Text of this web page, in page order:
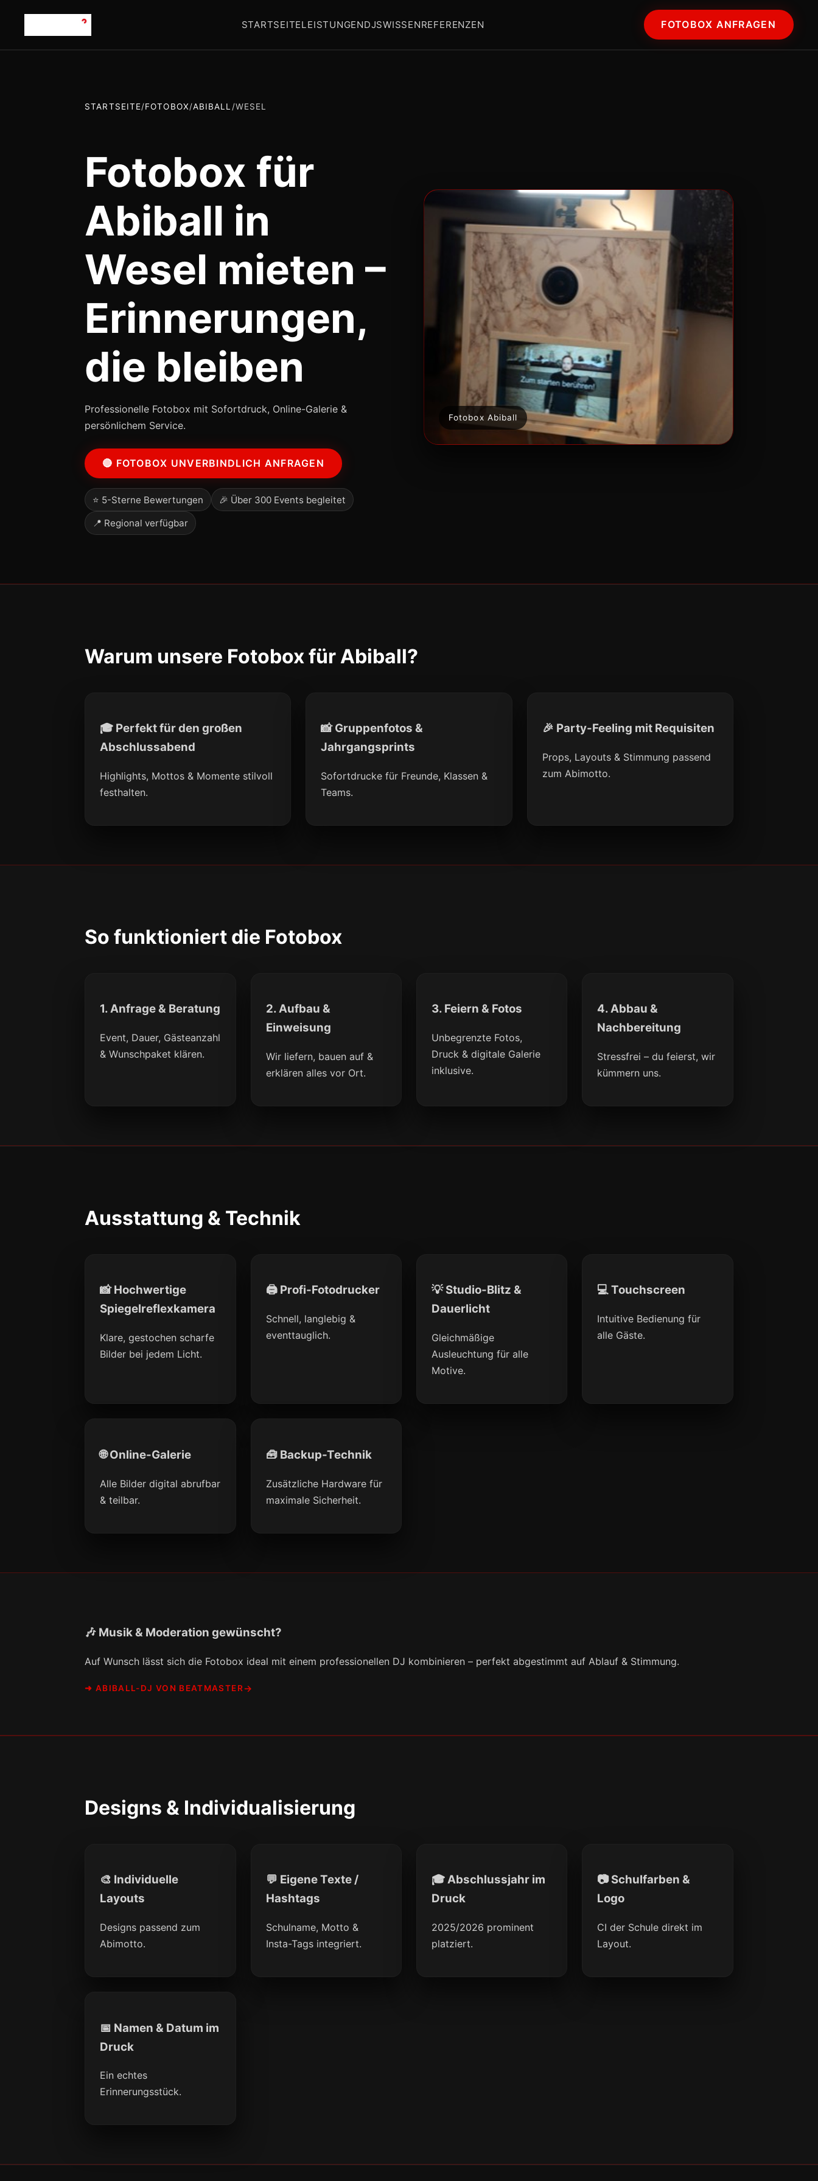
STARTSEITELEISTUNGENDJSWISSENREFERENZEN FOTOBOX ANFRAGEN
STARTSEITE/FOTOBOX/ABIBALL /WESEL
Fotobox für
Abiball in
Wesel mieten –
Erinnerungen,
die bleiben
Professionelle Fotobox mit Sofortdruck, Online-Galerie &
persönlichem Service.
🔴 FOTOBOX UNVERBINDLICH ANFRAGEN
⭐ 5-Sterne Bewertungen 🎉 Über 300 Events begleitet
📍 Regional verfügbar
Fotobox Abiball
Warum unsere Fotobox für Abiball?
🎓 Perfekt für den großen
Abschlussabend
Highlights, Mottos & Momente stilvoll
festhalten.
📸 Gruppenfotos &
Jahrgangsprints
Sofortdrucke für Freunde, Klassen &
Teams.
🎉 Party-Feeling mit Requisiten
Props, Layouts & Stimmung passend
zum Abimotto.
So funktioniert die Fotobox
1. Anfrage & Beratung
Event, Dauer, Gästeanzahl
& Wunschpaket klären.
2. Aufbau &
Einweisung
Wir liefern, bauen auf &
erklären alles vor Ort.
3. Feiern & Fotos
Unbegrenzte Fotos,
Druck & digitale Galerie
inklusive.
4. Abbau &
Nachbereitung
Stressfrei – du feierst, wir
kümmern uns.
Ausstattung & Technik
📸 Hochwertige
Spiegelreflexkamera
Klare, gestochen scharfe
Bilder bei jedem Licht.
🖨 Profi-Fotodrucker
Schnell, langlebig &
eventtauglich.
💡 Studio-Blitz &
Dauerlicht
Gleichmäßige
Ausleuchtung für alle
Motive.
💻 Touchscreen
Intuitive Bedienung für
alle Gäste.
🌐 Online-Galerie
Alle Bilder digital abrufbar
& teilbar.
🧰 Backup-Technik
Zusätzliche Hardware für
maximale Sicherheit.
🎶 Musik & Moderation gewünscht?
Auf Wunsch lässt sich die Fotobox ideal mit einem professionellen DJ kombinieren – perfekt abgestimmt auf Ablauf & Stimmung.
➜ ABIBALL-DJ VON BEATMASTER
Designs & Individualisierung
🎨 Individuelle
Layouts
Designs passend zum
Abimotto.
💬 Eigene Texte /
Hashtags
Schulname, Motto &
Insta-Tags integriert.
🎓 Abschlussjahr im
Druck
2025/2026 prominent
platziert.
📷 Schulfarben &
Logo
CI der Schule direkt im
Layout.
📅 Namen & Datum im
Druck
Ein echtes
Erinnerungsstück.